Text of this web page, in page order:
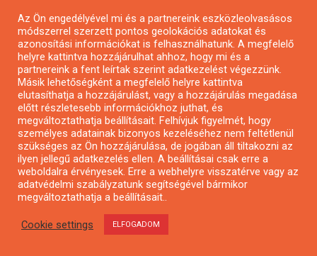
SZOLGÁLTATÁSOK
Pályázatírás
Pályázati Előminősítés
Pályázati tanácsadás
Pályázatírás vállalkozásoknak
Mezőgazdasági pályázatírás
Pályázatírás magánszemélyeknek
Pályázatírás civil szervezeteknek
Pályázatírás önkormányzatoknak
Pályázatfigyelés
Az Ön engedélyével mi és a partnereink eszközleolvasásos
módszerrel szerzett pontos geolokációs adatokat és
azonosítási információkat is felhasználhatunk. A megfelelő
helyre kattintva hozzájárulhat ahhoz, hogy mi és a
partnereink a fent leírtak szerint adatkezelést végezzünk.
Másik lehetőségként a megfelelő helyre kattintva
elutasíthatja a hozzájárulást, vagy a hozzájárulás megadása
előtt részletesebb információkhoz juthat, és
megváltoztathatja beállításait. Felhívjuk figyelmét, hogy
személyes adatainak bizonyos kezeléséhez nem feltétlenül
szükséges az Ön hozzájárulása, de jogában áll tiltakozni az
ilyen jellegű adatkezelés ellen. A beállításai csak erre a
weboldalra érvényesek. Erre a webhelyre visszatérve vagy az
adatvédelmi szabályzatunk segítségével bármikor
megváltoztathatja a beállításait..
Cookie settings ELFOGADOM